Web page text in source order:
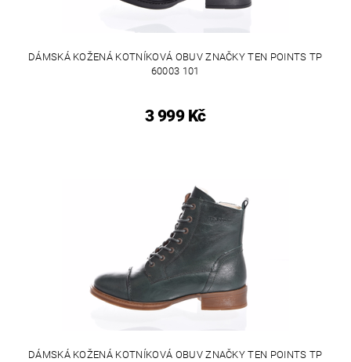
DÁMSKÁ KOŽENÁ KOTNÍKOVÁ OBUV ZNAČKY TEN POINTS TP
60003 101
3 999 Kč
DÁMSKÁ KOŽENÁ KOTNÍKOVÁ OBUV ZNAČKY TEN POINTS TP